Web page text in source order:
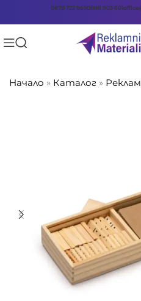
0878 722 8650888 903 601
Начало » Каталог »